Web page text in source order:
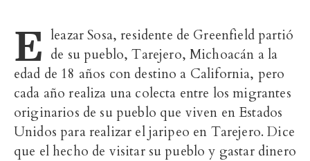
E leazar Sosa, residente de Greenfield partió
de su pueblo, Tarejero, Michoacán a la
edad de 18 años con destino a California, pero
cada año realiza una colecta entre los migrantes
originarios de su pueblo que viven en Estados
Unidos para realizar el jaripeo en Tarejero. Dice
que el hecho de visitar su pueblo y gastar dinero